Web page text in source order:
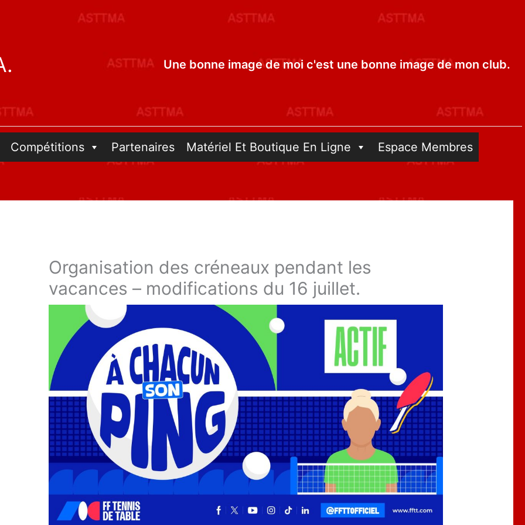
Une bonne image de moi c'est une bonne image de mon club.
Compétitions Partenaires Matériel Et Boutique En Ligne Espace Membres
Organisation des créneaux pendant les
vacances – modifications du 16 juillet.